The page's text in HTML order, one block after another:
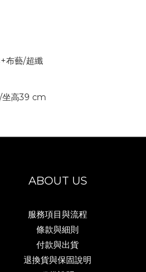
布藝/超纖
坐高39 cm
ABOUT US
服務項目與流程
條款與細則
付款與出貨
退換貨與保固說明